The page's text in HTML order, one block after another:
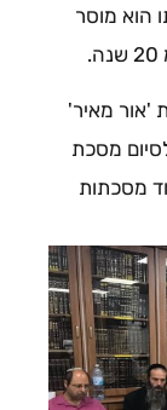
הוא מוסר
'אור מאיר'
מסכת
מסכתות